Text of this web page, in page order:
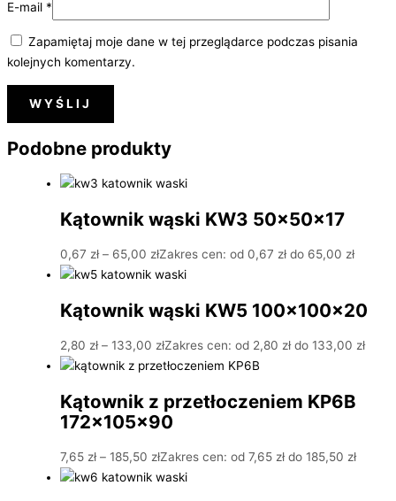
E-mail *
Zapamiętaj moje dane w tej przeglądarce podczas pisania
kolejnych komentarzy.
Podobne produkty
Kątownik wąski KW3 50x50x17
0,67 zł – 65,00 złZakres cen: od 0,67 zł do 65,00 zł
Kątownik wąski KW5 100x100x20
2,80 zł – 133,00 złZakres cen: od 2,80 zł do 133,00 zł
Kątownik z przetłoczeniem KP6B
172x105x90
7,65 zł – 185,50 złZakres cen: od 7,65 zł do 185,50 zł